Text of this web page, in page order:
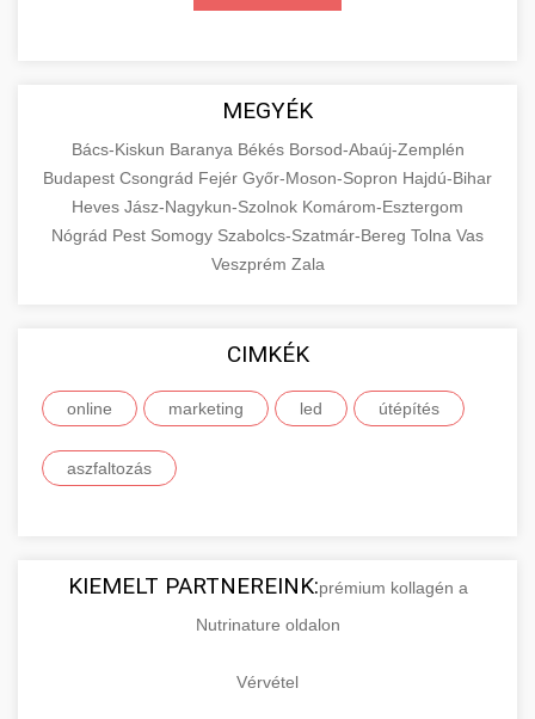
MEGYÉK
Bács-Kiskun Baranya Békés Borsod-Abaúj-Zemplén
Budapest Csongrád Fejér Győr-Moson-Sopron Hajdú-Bihar
Heves Jász-Nagykun-Szolnok Komárom-Esztergom
Nógrád Pest Somogy Szabolcs-Szatmár-Bereg Tolna Vas
Veszprém Zala
CIMKÉK
online marketing led útépítés
aszfaltozás
KIEMELT PARTNEREINK:prémium kollagén a
Nutrinature oldalon
Vérvétel